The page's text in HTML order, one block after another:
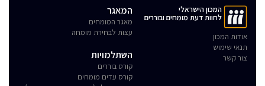
המכון הישראלי
לחוות דעת מומחים ובוררים
אודות המכון
תנאי שימוש
צור קשר
המאגר
מאגר המומחים
עצות לבחירת מומחה
השתלמויות
קורס בוררים
קורס עדים מומחים